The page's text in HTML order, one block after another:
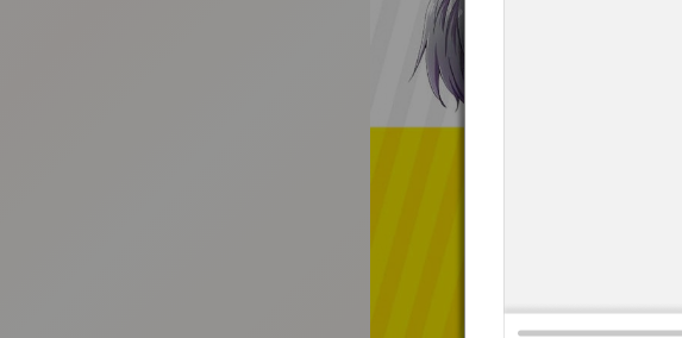
:692.15.692.661:t-vnqp.lunrzsdszk.vn.oi